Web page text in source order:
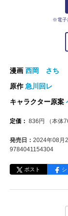
※電子
漫画 西岡 さち
原作急川回レ
キャラクター原案
定価： 836 円 （本体
発売日： 2024年08月
9784041154304
ポスト シ